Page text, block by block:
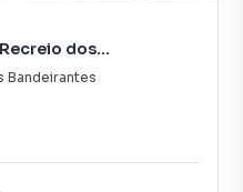
dos
Bandeirantes